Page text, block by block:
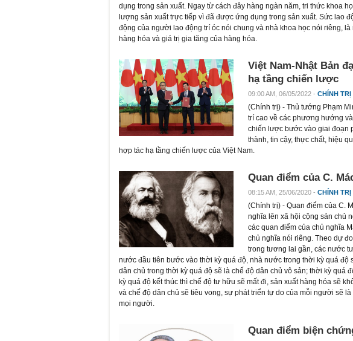
dụng trong sản xuất. Ngay từ cách đây hàng ngàn năm, tri thức khoa
lượng sản xuất trực tiếp vì đã được ứng dụng trong sản xuất. Sức lao
động của người lao động trí óc nói chung và nhà khoa học nói riêng,
hàng hóa và giá trị gia tăng của hàng hóa.
Việt Nam-Nhật Bản
hạ tầng chiến lược
09:00 AM, 06/05/2022 - CHÍNH TRỊ
(Chính trị) - Thủ tướng Phạm
trí cao về các phương hướng
chiến lược bước vào giai đoạn
thành, tin cậy, thực chất, hiệu
hợp tác hạ tầng chiến lược của Việt Nam.
Quan điểm của C.
08:15 AM, 25/06/2020 - CHÍNH TRỊ
(Chính trị) - Quan điểm của C.
nghĩa lên xã hội cộng sản chủ
các quan điểm của chủ nghĩa
chủ nghĩa nói riêng. Theo dự
trong tương lai gần, các nước
nước đầu tiên bước vào thời kỳ quá độ, nhà nước trong thời kỳ quá độ
dân chủ trong thời kỳ quá độ sẽ là chế độ dân chủ vô sản; thời kỳ quá
kỳ quá độ kết thúc thì chế độ tư hữu sẽ mất đi, sản xuất hàng hóa sẽ
và chế độ dân chủ sẽ tiêu vong, sự phát triển tự do của mỗi người sẽ
mọi người.
Quan điểm biện